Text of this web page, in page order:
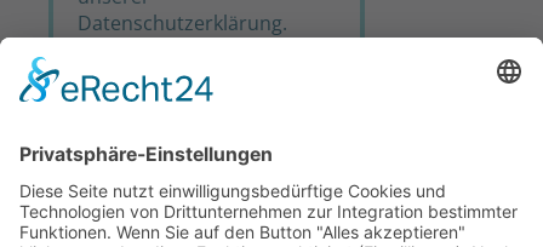
Datenschutzerklärung.
Bitte ändern Sie Ihre
Datenschutzeinstellungen
Service "Hubspot".
EINSTELLUNGEN ÖFFNEN